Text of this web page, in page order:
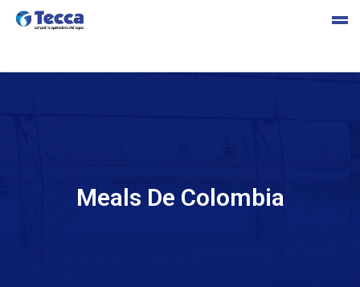
Meals De Colombia